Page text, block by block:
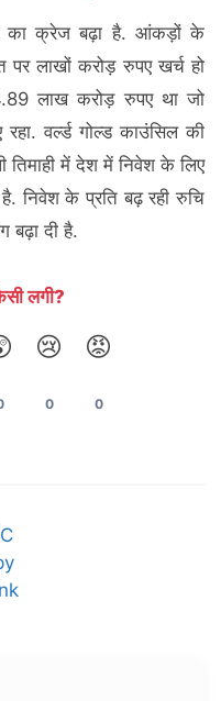
का क्रेज बढ़ा है. आंकड़ों के
लाखों करोड़ रुपए खर्च हो
लाख करोड़ रुपए था जो
वर्ल्ड गोल्ड काउंसिल की
तिमाही में देश में निवेश के लिए
निवेश के प्रति बढ़ रही रुचि
बढ़ा दी है.
लगी?
😢
0
😡
0